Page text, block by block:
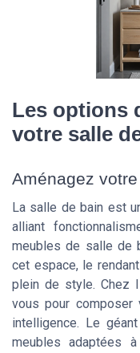
Les options
votre salle
Aménagez
La salle de bain est
alliant
meubles de salle de
cet espace, le
plein de style. Chez
vous pour composer
intelligence. Le
meubles adaptées